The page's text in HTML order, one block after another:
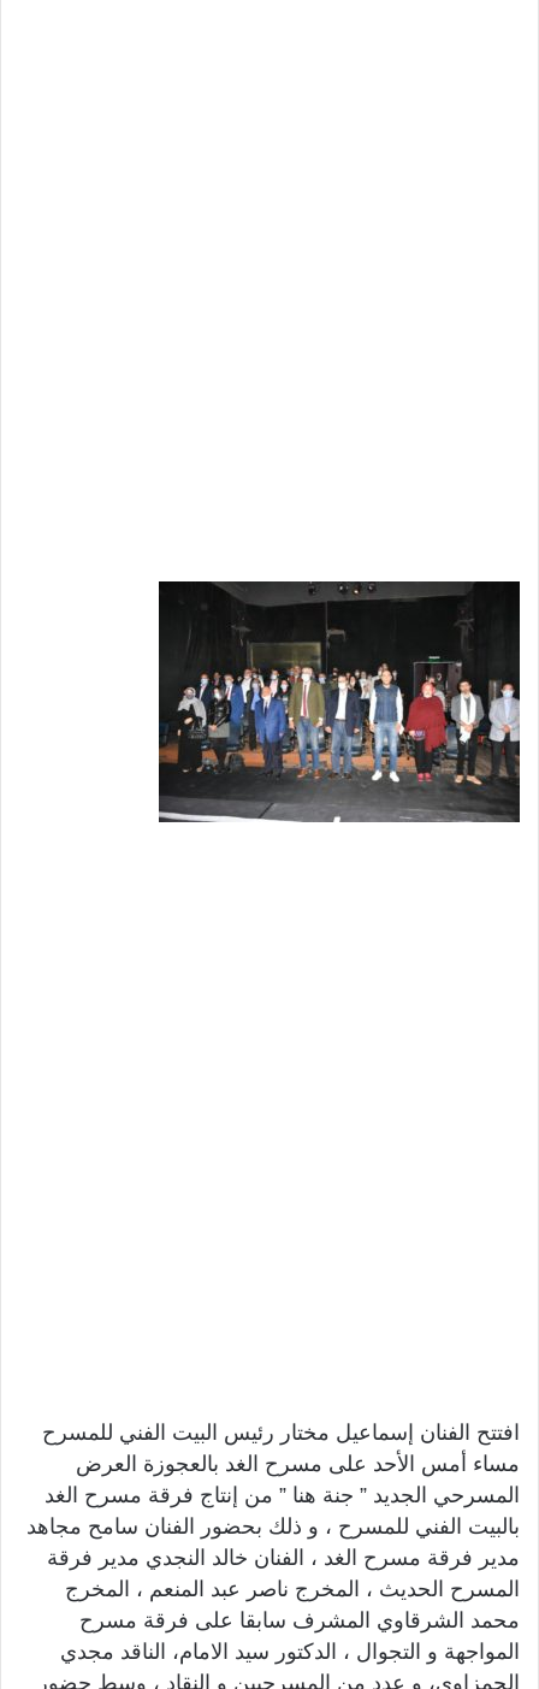
افتتح الفنان إسماعيل مختار رئيس البيت الفني للمسرح
مساء أمس الأحد على مسرح الغد بالعجوزة العرض
المسرحي الجديد ” جنة هنا ” من إنتاج فرقة مسرح الغد
بالبيت الفني للمسرح ، و ذلك بحضور الفنان سامح مجاهد
مدير فرقة مسرح الغد ، الفنان خالد النجدي مدير فرقة
المسرح الحديث ، المخرج ناصر عبد المنعم ، المخرج
محمد الشرقاوي المشرف سابقا على فرقة مسرح
المواجهة و التجوال ، الدكتور سيد الامام، الناقد مجدي
الحمزاوي، و عدد من المسرحيين و النقاد ، وسط حضور